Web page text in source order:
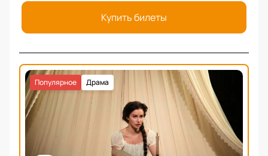
Купить билеты
Драма
Популярное